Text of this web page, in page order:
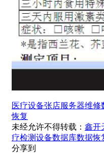
医疗设备张店服务器维修
恢复
未经允许不得转载： 鑫开
疗检测设备数据库数据恢
分享到